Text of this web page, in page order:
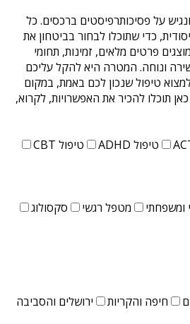
על פסיכותרפיסטים ברכסים. כל
כדי שתוכלו לבחור בביטחון את
פרטים מלאים, זמינות, תחומי
ונוחה. המטרה היא להקל עליכם
טיפול שנכון לכם באמת, במקום
תוכלו להכיר את האפשרויות, לקרוא,
טיפול ADHD
טיפול CBT
ומשפחתי מטפל רגשי
סקסולוג
חיפה והקריות ירושלים והסביבה